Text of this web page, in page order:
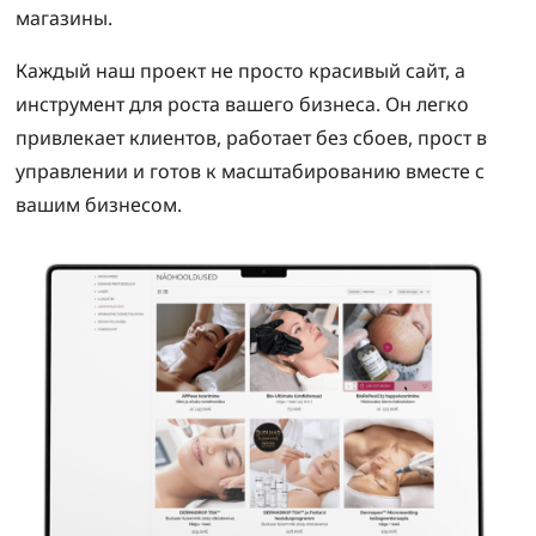
магазины.
Каждый наш проект не просто красивый сайт, а
инструмент для роста вашего бизнеса. Он легко
привлекает клиентов, работает без сбоев, прост в
управлении и готов к масштабированию вместе с
вашим бизнесом.